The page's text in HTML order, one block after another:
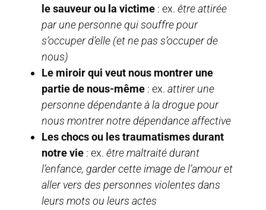
le sauveur ou la victime : ex. être attirée
par une personne qui souffre pour
s’occuper d’elle (et ne pas s’occuper de
nous)
Le miroir qui veut nous montrer une
partie de nous-même : ex. attirer une
personne dépendante à la drogue pour
nous montrer notre dépendance affective
Les chocs ou les traumatismes durant
notre vie : ex. être maltraité durant
l’enfance, garder cette image de l’amour et
aller vers des personnes violentes dans
leurs mots ou leurs actes